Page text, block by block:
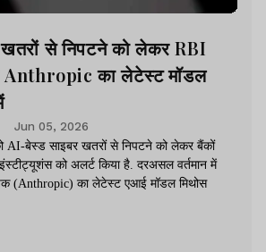
से निपटने को लेकर RBI
Anthropic का लेटेस्ट मॉडल
Jun 05, 2026
बेस्ड साइबर खतरों से निपटने को लेकर बैंकों
को अलर्ट किया है. दरअसल वर्तमान में
(Anthropic) का लेटेस्ट एआई मॉडल मिथोस